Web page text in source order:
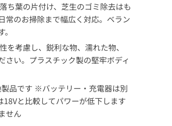
ち葉の片付け、芝生のゴミ除去はも
常のお掃除まで幅広く対応。ベラン
を考慮し、鋭利な物、濡れた物、
い。プラスチック製の堅牢ボディ
品です ※バッテリー・充電器は別
と比較してパワーが低下します
せん